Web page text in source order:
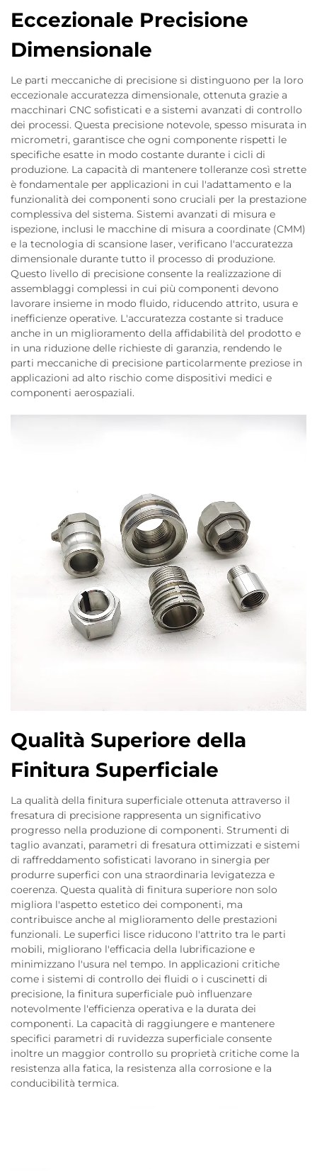
Eccezionale Precisione
Dimensionale
Le parti meccaniche di precisione si distinguono per la loro
eccezionale accuratezza dimensionale, ottenuta grazie a
macchinari CNC sofisticati e a sistemi avanzati di controllo
dei processi. Questa precisione notevole, spesso misurata in
micrometri, garantisce che ogni componente rispetti le
specifiche esatte in modo costante durante i cicli di
produzione. La capacità di mantenere tolleranze così strette
è fondamentale per applicazioni in cui l'adattamento e la
funzionalità dei componenti sono cruciali per la prestazione
complessiva del sistema. Sistemi avanzati di misura e
ispezione, inclusi le macchine di misura a coordinate (CMM)
e la tecnologia di scansione laser, verificano l'accuratezza
dimensionale durante tutto il processo di produzione.
Questo livello di precisione consente la realizzazione di
assemblaggi complessi in cui più componenti devono
lavorare insieme in modo fluido, riducendo attrito, usura e
inefficienze operative. L'accuratezza costante si traduce
anche in un miglioramento della affidabilità del prodotto e
in una riduzione delle richieste di garanzia, rendendo le
parti meccaniche di precisione particolarmente preziose in
applicazioni ad alto rischio come dispositivi medici e
componenti aerospaziali.
Qualità Superiore della
Finitura Superficiale
La qualità della finitura superficiale ottenuta attraverso il
fresatura di precisione rappresenta un significativo
progresso nella produzione di componenti. Strumenti di
taglio avanzati, parametri di fresatura ottimizzati e sistemi
di raffreddamento sofisticati lavorano in sinergia per
produrre superfici con una straordinaria levigatezza e
coerenza. Questa qualità di finitura superiore non solo
migliora l'aspetto estetico dei componenti, ma
contribuisce anche al miglioramento delle prestazioni
funzionali. Le superfici lisce riducono l'attrito tra le parti
mobili, migliorano l'efficacia della lubrificazione e
minimizzano l'usura nel tempo. In applicazioni critiche
come i sistemi di controllo dei fluidi o i cuscinetti di
precisione, la finitura superficiale può influenzare
notevolmente l'efficienza operativa e la durata dei
componenti. La capacità di raggiungere e mantenere
specifici parametri di ruvidezza superficiale consente
inoltre un maggior controllo su proprietà critiche come la
resistenza alla fatica, la resistenza alla corrosione e la
conducibilità termica.